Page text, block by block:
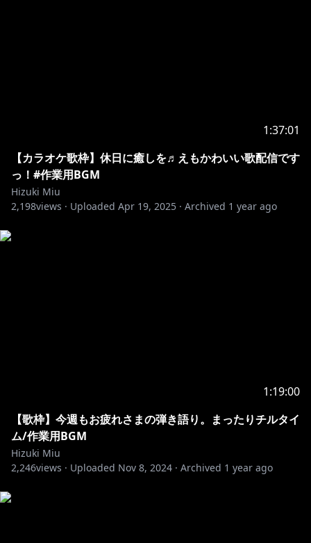
1:37:01
【カラオケ歌枠】休日に癒しを♬えもかわいい歌配信です
っ！#作業用BGM
Hizuki Miu
2,198views · Uploaded Apr 19, 2025 · Archived 1 year ago
1:19:00
【歌枠】今週もお疲れさまの弾き語り。まったりチルタイ
ム/作業用BGM
Hizuki Miu
2,246views · Uploaded Nov 8, 2024 · Archived 1 year ago